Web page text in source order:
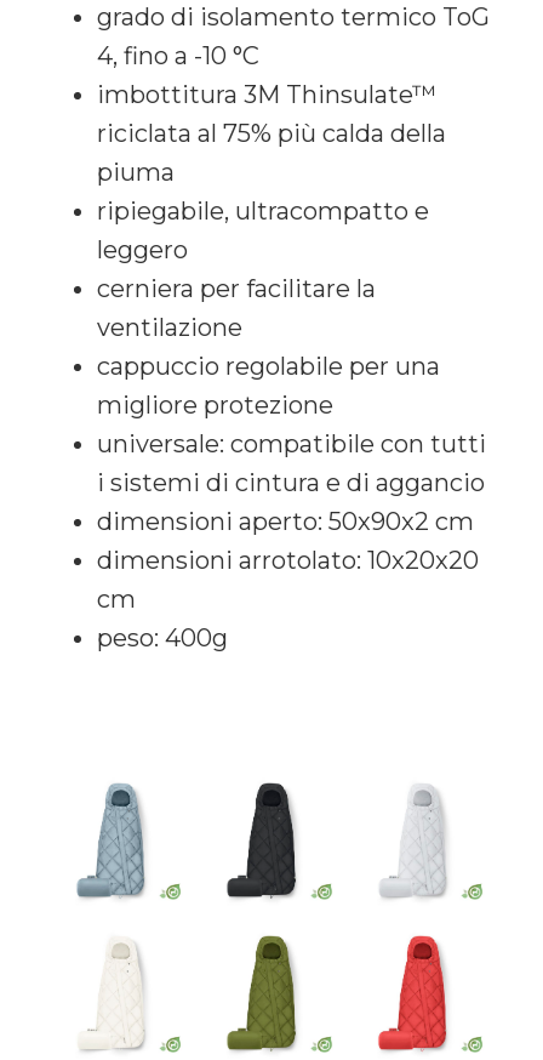
grado di isolamento termico ToG
4, fino a -10 °C
imbottitura 3M Thinsulate™
riciclata al 75% più calda della
piuma
ripiegabile, ultracompatto e
leggero
cerniera per facilitare la
ventilazione
cappuccio regolabile per una
migliore protezione
universale: compatibile con tutti
i sistemi di cintura e di aggancio
dimensioni aperto: 50x90x2 cm
dimensioni arrotolato: 10x20x20
cm
peso: 400g